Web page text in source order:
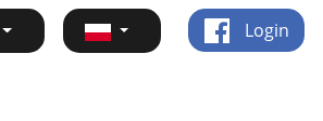
Login